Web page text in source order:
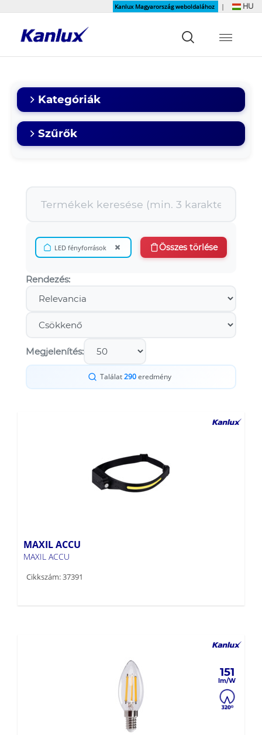
Kanlux Magyarország weboldalához | HU
główna
Kategóriák
Szűrők
LED fényforrások × Összes törlése
Rendezés:
Megjelenítés:
Találat290eredmény
MAXIL ACCU
MAXIL ACCU
Cikkszám: 37391
151